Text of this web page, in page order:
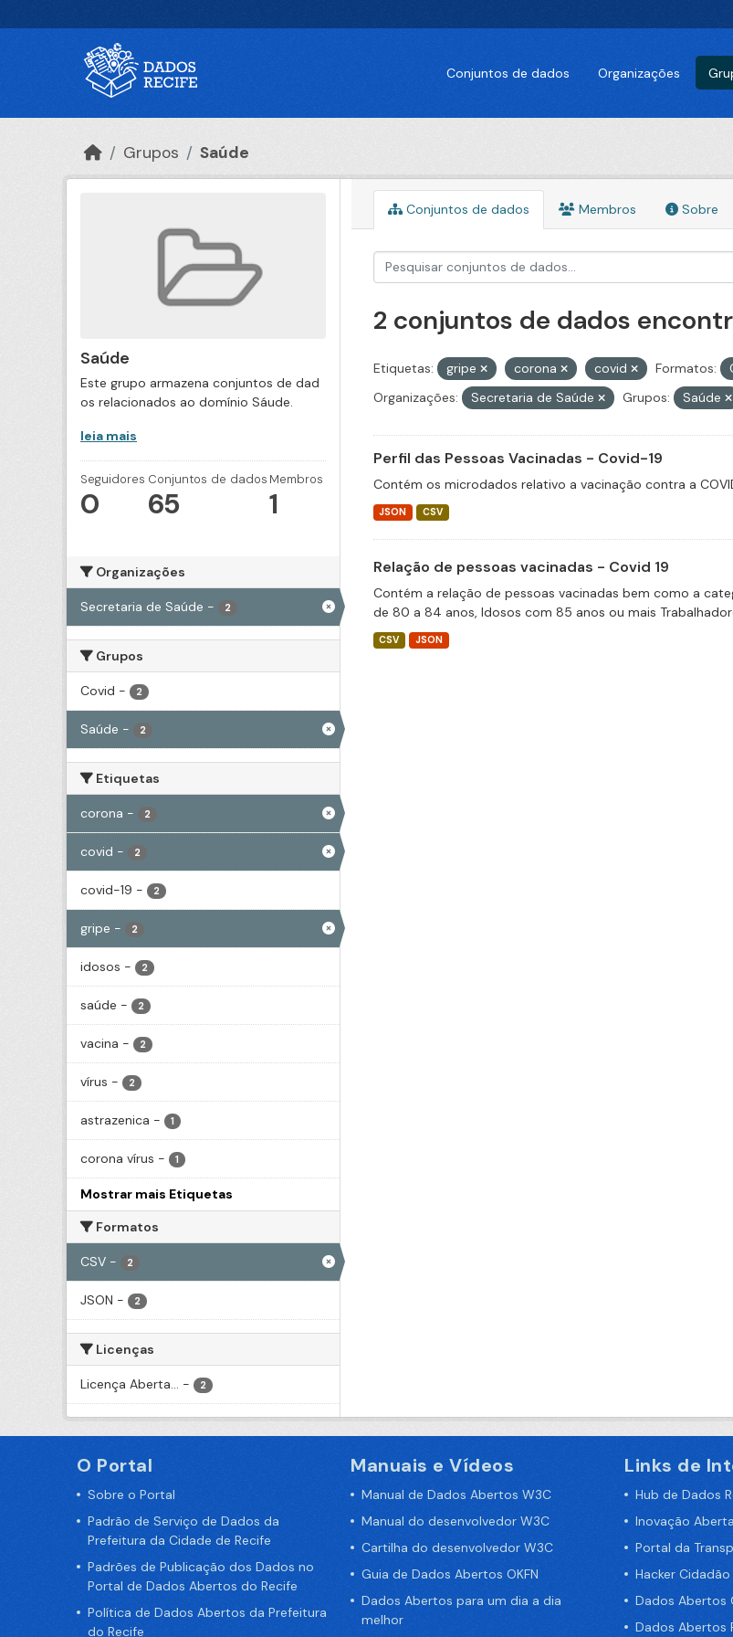
Conjuntos de dados Organizações
Grupos Saúde
Saúde
Este grupo armazena conjuntos de dad
os relacionados ao domínio Sáude.
leia mais
Seguidores
0
Conjuntos de dados
65
Membros
1
Organizações
Secretaria de Saúde - 2
Grupos
Covid - 2
Saúde - 2
Etiquetas
corona - 2
covid - 2
covid-19 - 2
gripe - 2
idosos - 2
saúde - 2
vacina - 2
vírus - 2
astrazenica - 1
corona vírus - 1
Mostrar mais Etiquetas
Formatos
CSV - 2
JSON - 2
Licenças
Licença Aberta... - 2
Conjuntos de dados Membros Sobre
2 conjuntos de dados
Etiquetas: gripe corona covid Formatos:
Organizações:
Secretaria de Saúde Grupos: Saúde
Perfil das Pessoas Vacinadas - Covid-19
Contém os microdados relativo a vacinação contra a
JSON CSV
Relação de pessoas vacinadas - Covid 19
Contém a relação de pessoas vacinadas bem como a
de 80 a 84 anos, Idosos com 85 anos ou mais
CSV JSON
O Portal
Sobre o Portal
Padrão de Serviço de Dados da
Prefeitura da Cidade de Recife
Padrões de Publicação dos Dados no
Portal de Dados Abertos do Recife
Política de Dados Abertos da Prefeitura
do Recife
Manuais e Vídeos
Manual de Dados Abertos W3C
Manual do desenvolvedor W3C
Cartilha do desenvolvedor W3C
Guia de Dados Abertos OKFN
Dados Abertos para um dia a dia
melhor
Links de
Hub de Dados
Inovação
Portal da
Hacker Cidadão
Dados Abertos
Dados Abertos